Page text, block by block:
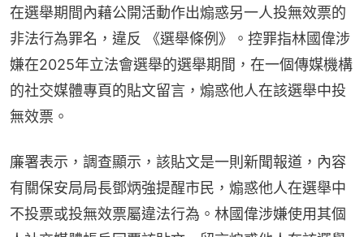
在選舉期間內藉公開活動作出煽惑另一人投無效票的
非法行為罪名，違反 《選舉條例》。控罪指林國偉涉
嫌在2025年立法會選舉的選舉期間，在一個傳媒機構
的社交媒體專頁的貼文留言，煽惑他人在該選舉中投
無效票。
廉署表示，調查顯示，該貼文是一則新聞報道，內容
有關保安局局長鄧炳強提醒市民，煽惑他人在選舉中
不投票或投無效票屬違法行為。林國偉涉嫌使用其個